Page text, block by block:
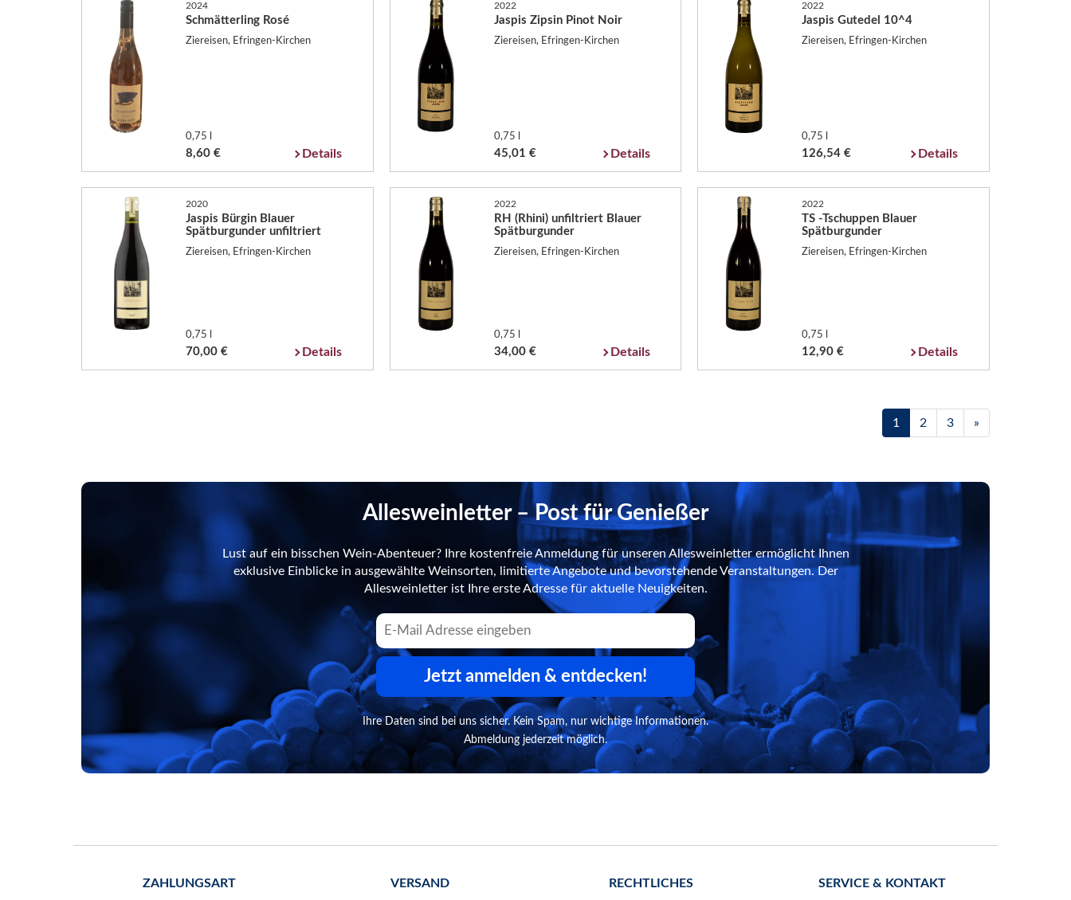
2024
Schmätterling Rosé
Ziereisen, Efringen-Kirchen
0,75 l
8,60 € Details
2022
Jaspis Zipsin Pinot Noir
Ziereisen, Efringen-Kirchen
0,75 l
45,01 € Details
2022
Jaspis Gutedel 10^4
Ziereisen, Efringen-Kirchen
0,75 l
126,54 € Details
2020
Jaspis Bürgin Blauer
Spätburgunder unfiltriert
Ziereisen, Efringen-Kirchen
0,75 l
70,00 € Details
2022
RH (Rhini) unfiltriert Blauer
Spätburgunder
Ziereisen, Efringen-Kirchen
0,75 l
34,00 € Details
2022
TS -Tschuppen Blauer
Spätburgunder
Ziereisen, Efringen-Kirchen
0,75 l
12,90 € Details
1 2 3 »
Allesweinletter – Post für Genießer
Lust auf ein bisschen Wein-Abenteuer? Ihre kostenfreie Anmeldung für unseren Allesweinletter ermöglicht Ihnen
exklusive Einblicke in ausgewählte Weinsorten, limitierte Angebote und bevorstehende Veranstaltungen. Der
Allesweinletter ist Ihre erste Adresse für aktuelle Neuigkeiten.
Jetzt anmelden & entdecken!
Ihre Daten sind bei uns sicher. Kein Spam, nur wichtige Informationen.
Abmeldung jederzeit möglich.
ZAHLUNGSART VERSAND RECHTLICHES SERVICE & KONTAKT